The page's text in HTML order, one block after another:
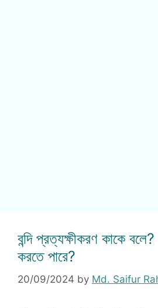
বন্দি প্রত্যক্ষীকরণ কাকে
করতে পারে?
20/09/2024 by Md. Saifur